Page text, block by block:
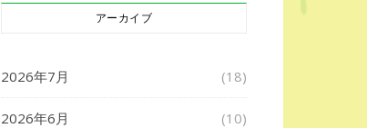
アーカイブ
2026年7月 (18)
2026年6月 (10)